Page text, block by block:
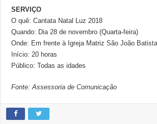
SERVIÇO
O quê: Cantata Natal Luz 2018
Quando: Dia 28 de novembro (Quarta-feira)
Onde: Em frente à Igreja Matriz São João Batista
Início: 20 horas
Público: Todas as idades
Fonte: Assessoria de Comunicação